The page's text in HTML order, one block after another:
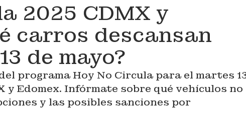
2025 CDMX y
carros descansan
de mayo?
programa Hoy No Circula para el martes
y Edomex. Infórmate sobre qué vehículos no
y las posibles sanciones por